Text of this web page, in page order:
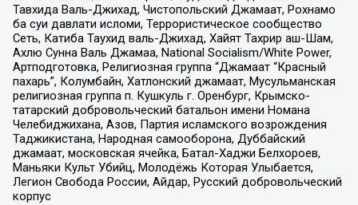
Тавхида Валь-Джихад, Чистопольский Джамаат, Рохнамо
ба суи давлати исломи, Террористическое сообщество
Сеть, Катиба Таухид валь-Джихад, Хайят Тахрир аш-Шам,
Ахлю Сунна Валь Джамаа, National Socialism/White Power,
Артподготовка, Религиозная группа “Джамаат “Красный
пахарь”, Колумбайн, Хатлонский джамаат, Мусульманская
религиозная группа п. Кушкуль г. Оренбург, Крымско-
татарский добровольческий батальон имени Номана
Челебиджихана, Азов, Партия исламского возрождения
Таджикистана, Народная самооборона, Дуббайский
джамаат, московская ячейка, Батал-Хаджи Белхороев,
Маньяки Культ Убийц, Молодёжь Которая Улыбается,
Легион Свобода России, Айдар, Русский добровольческий
корпус